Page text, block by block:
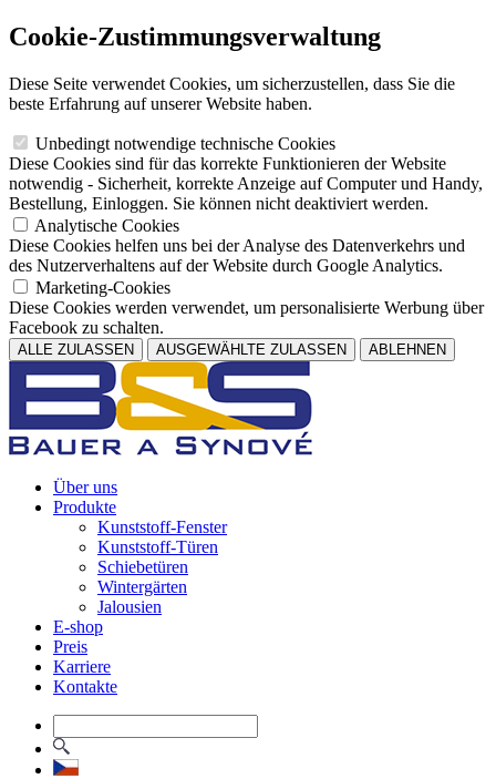
Cookie-Zustimmungsverwaltung
Diese Seite verwendet Cookies, um sicherzustellen, dass Sie die
beste Erfahrung auf unserer Website haben.
Unbedingt notwendige technische Cookies
Diese Cookies sind für das korrekte Funktionieren der Website
notwendig - Sicherheit, korrekte Anzeige auf Computer und Handy,
Bestellung, Einloggen. Sie können nicht deaktiviert werden.
Analytische Cookies
Diese Cookies helfen uns bei der Analyse des Datenverkehrs und
des Nutzerverhaltens auf der Website durch Google Analytics.
Marketing-Cookies
Diese Cookies werden verwendet, um personalisierte Werbung über
Facebook zu schalten.
ALLE ZULASSEN AUSGEWÄHLTE ZULASSEN ABLEHNEN
Über uns
Produkte
Kunststoff-Fenster
Kunststoff-Türen
Schiebetüren
Wintergärten
Jalousien
E-shop
Preis
Karriere
Kontakte